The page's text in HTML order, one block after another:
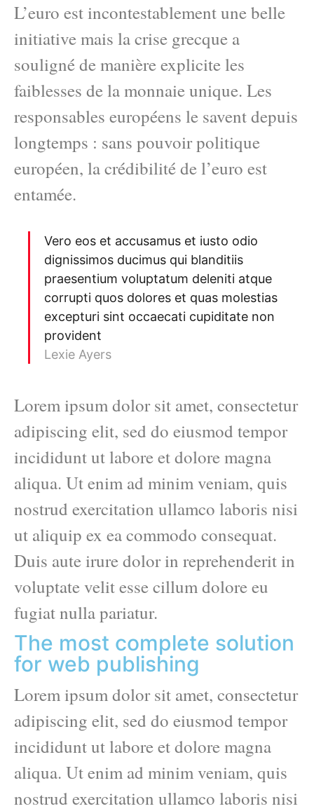
L’euro est incontestablement une belle
initiative mais la crise grecque a
souligné de manière explicite les
faiblesses de la monnaie unique. Les
responsables européens le savent depuis
longtemps : sans pouvoir politique
européen, la crédibilité de l’euro est
entamée.
Vero eos et accusamus et iusto odio
dignissimos ducimus qui blanditiis
praesentium voluptatum deleniti atque
corrupti quos dolores et quas molestias
excepturi sint occaecati cupiditate non
provident
Lexie Ayers
Lorem ipsum dolor sit amet, consectetur
adipiscing elit, sed do eiusmod tempor
incididunt ut labore et dolore magna
aliqua. Ut enim ad minim veniam, quis
nostrud exercitation ullamco laboris nisi
ut aliquip ex ea commodo consequat.
Duis aute irure dolor in reprehenderit in
voluptate velit esse cillum dolore eu
fugiat nulla pariatur.
The most complete solution
for web publishing
Lorem ipsum dolor sit amet, consectetur
adipiscing elit, sed do eiusmod tempor
incididunt ut labore et dolore magna
aliqua. Ut enim ad minim veniam, quis
nostrud exercitation ullamco laboris nisi